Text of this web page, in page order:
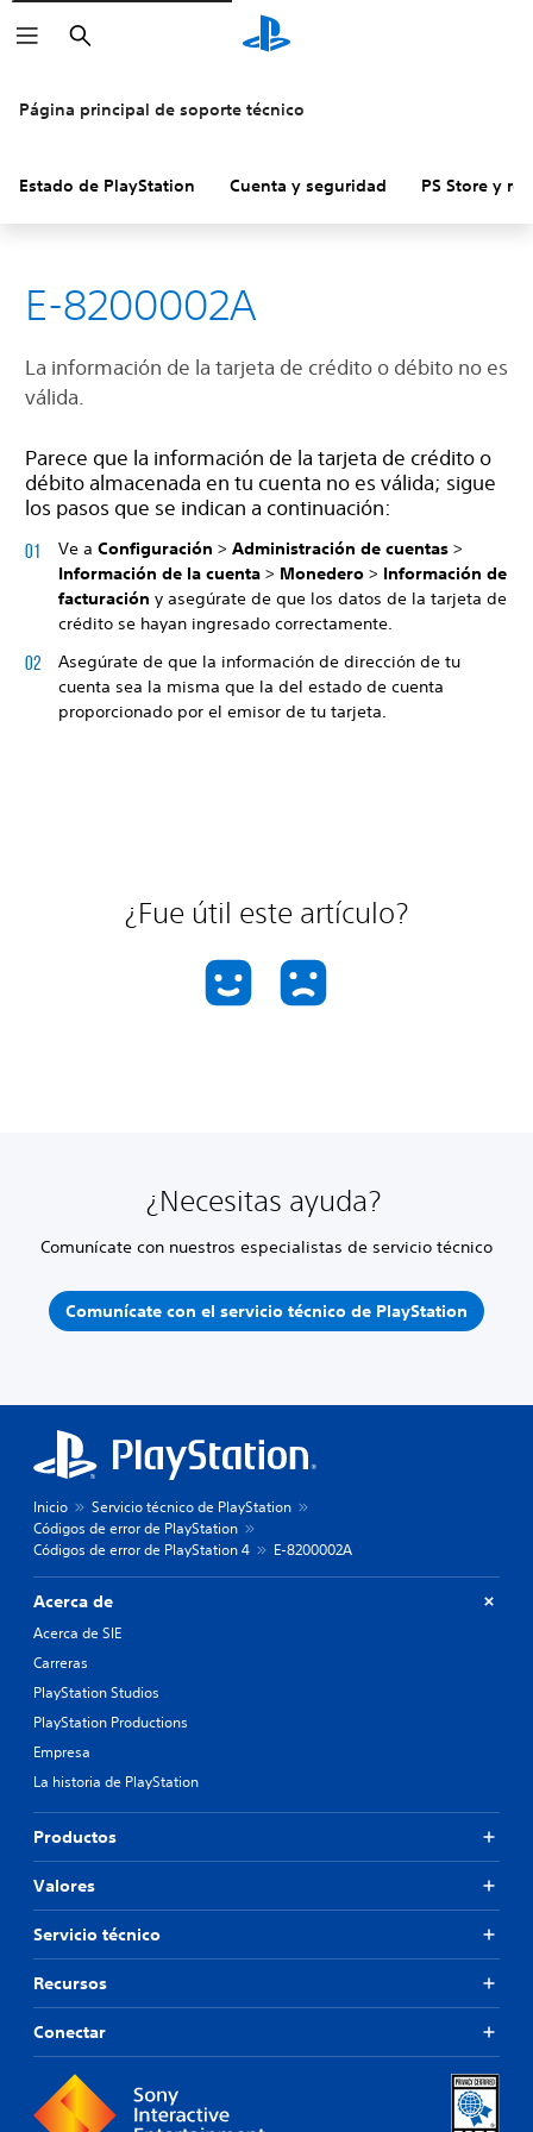
Buscar
Página principal de soporte técnico
Estado de PlayStation Cuenta y seguridad PS Store y
E-8200002A
La información de la tarjeta de crédito o débito no es
válida.
Parece que la información de la tarjeta de crédito o
débito almacenada en tu cuenta no es válida; sigue
los pasos que se indican a continuación:
Ve a Configuración > Administración de cuentas >
Información de la cuenta > Monedero > Información de
facturación y asegúrate de que los datos de la tarjeta de
crédito se hayan ingresado correctamente.
Asegúrate de que la información de dirección de tu
cuenta sea la misma que la del estado de cuenta
proporcionado por el emisor de tu tarjeta.
¿Fue útil este artículo?
¿Necesitas ayuda?
Comunícate con nuestros especialistas de servicio técnico
Comunícate con el servicio técnico de PlayStation
Inicio
Servicio técnico de PlayStation
Códigos de error de PlayStation
Códigos de error de PlayStation 4
E-8200002A
Acerca de
Acerca de SIE
Carreras
PlayStation Studios
PlayStation Productions
Empresa
La historia de PlayStation
Productos
Valores
Servicio técnico
Recursos
Conectar